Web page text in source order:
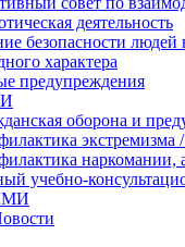
деятельность
безопасности людей
характера
предупреждения
оборона и
экстремизма
наркомании,
учебно-